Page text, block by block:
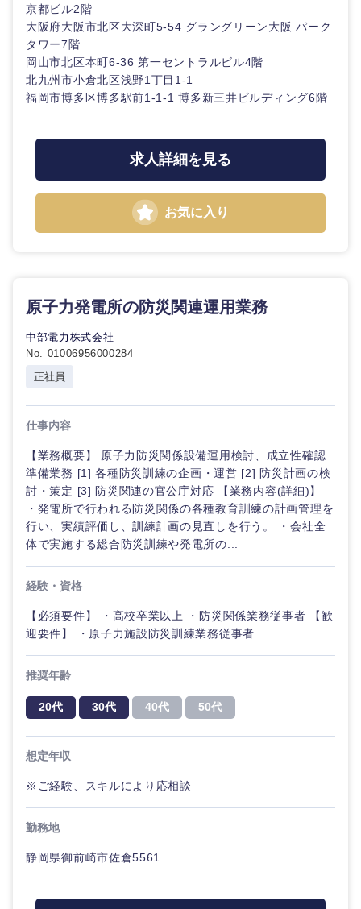
九州・沖縄
大分県
海外
京都ビル2階
大阪府大阪市北区大深町5-54 グラングリーン大阪 パーク
タワー7階
岡山市北区本町6-36 第一セントラルビル4階
北九州市小倉北区浅野1丁目1-1
福岡市博多区博多駅前1-1-1 博多新三井ビルディング6階
求人詳細を見る
お気に入り
原子力発電所の防災関連運用業務
中部電力株式会社
No. 01006956000284
正社員
仕事内容
【業務概要】 原子力防災関係設備運用検討、成立性確認
準備業務 [1] 各種防災訓練の企画・運営 [2] 防災計画の検
討・策定 [3] 防災関連の官公庁対応 【業務内容(詳細)】
・発電所で行われる防災関係の各種教育訓練の計画管理を
行い、実績評価し、訓練計画の見直しを行う。 ・会社全
体で実施する総合防災訓練や発電所の...
経験・資格
【必須要件】 ・高校卒業以上 ・防災関係業務従事者 【歓
迎要件】 ・原子力施設防災訓練業務従事者
推奨年齢
20代 30代 40代 50代
想定年収
※ご経験、スキルにより応相談
勤務地
静岡県御前崎市佐倉5561